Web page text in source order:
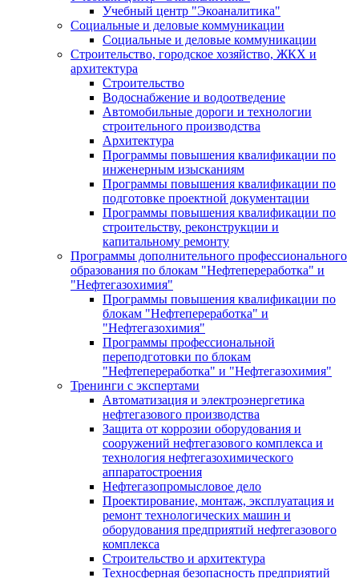
Учебный центр "Экоаналитика"
Социальные и деловые коммуникации
Социальные и деловые коммуникации
Строительство, городское хозяйство, ЖКХ и
архитектура
Строительство
Водоснабжение и водоотведение
Автомобильные дороги и технологии
строительного производства
Архитектура
Программы повышения квалификации по
инженерным изысканиям
Программы повышения квалификации по
подготовке проектной документации
Программы повышения квалификации по
строительству, реконструкции и
капитальному ремонту
Программы дополнительного профессионального
образования по блокам "Нефтепереработка" и
"Нефтегазохимия"
Программы повышения квалификации по
блокам "Нефтепереработка" и
"Нефтегазохимия"
Программы профессиональной
переподготовки по блокам
"Нефтепереработка" и "Нефтегазохимия"
Тренинги с экспертами
Автоматизация и электроэнергетика
нефтегазового производства
Защита от коррозии оборудования и
сооружений нефтегазового комплекса и
технология нефтегазохимического
аппаратостроения
Нефтегазопромысловое дело
Проектирование, монтаж, эксплуатация и
ремонт технологических машин и
оборудования предприятий нефтегазового
комплекса
Строительство и архитектура
Техносферная безопасность предприятий